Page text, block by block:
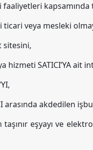
faaliyetleri
ticari veya mesleki
sitesini,
hizmeti SATICI’YA
arasında akdedilen
taşınır eşyayı ve